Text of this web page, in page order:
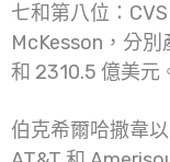
七和第八位：
McKesson，分
和 2310.5 億美元
伯克希爾哈撒韋